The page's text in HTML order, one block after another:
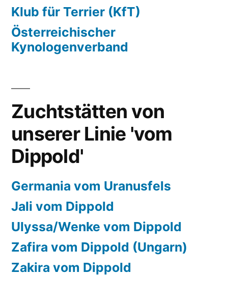
Klub für Terrier (KfT)
Österreichischer
Kynologenverband
Zuchtstätten von
unserer Linie 'vom
Dippold'
Germania vom Uranusfels
Jali vom Dippold
Ulyssa/Wenke vom Dippold
Zafira vom Dippold (Ungarn)
Zakira vom Dippold